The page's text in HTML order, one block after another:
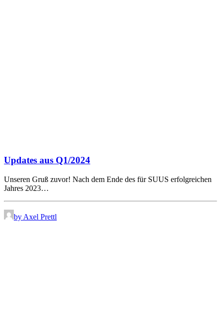
Updates aus Q1/2024
Unseren Gruß zuvor! Nach dem Ende des für SUUS erfolgreichen
Jahres 2023…
by Axel Prettl